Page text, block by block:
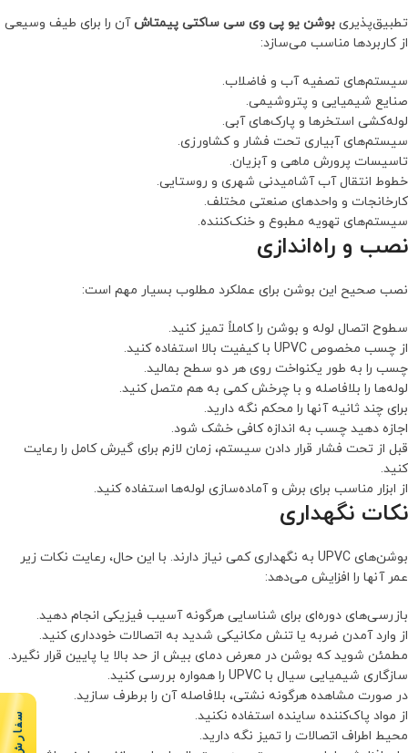
تطبیق‌پذیری بوشن یو پی وی سی ساکتی پیمتاشآن را برای طیف وسیعی
از کاربردها مناسب می‌سازد:
سیستم‌های تصفیه آب و فاضلاب.
صنایع شیمیایی و پتروشیمی.
لوله‌کشی استخرها و پارک‌های آبی.
سیستم‌های آبیاری تحت فشار و کشاورزی.
تاسیسات پرورش ماهی و آبزیان.
خطوط انتقال آب آشامیدنی شهری و روستایی.
کارخانجات و واحدهای صنعتی مختلف.
سیستم‌های تهویه مطبوع و خنک‌کننده.
نصب و راه‌اندازی
نصب صحیح این بوشن برای عملکرد مطلوب بسیار مهم است:
سطوح اتصال لوله و بوشن را کاملاً تمیز کنید.
از چسب مخصوص UPVC با کیفیت بالا استفاده کنید.
چسب را به طور یکنواخت روی هر دو سطح بمالید.
لوله‌ها را بلافاصله و با چرخش کمی به هم متصل کنید.
برای چند ثانیه آنها را محکم نگه دارید.
اجازه دهید چسب به اندازه کافی خشک شود.
قبل از تحت فشار قرار دادن سیستم، زمان لازم برای گیرش کامل را رعایت
کنید.
از ابزار مناسب برای برش و آماده‌سازی لوله‌ها استفاده کنید.
نکات نگهداری
بوشن‌های UPVC به نگهداری کمی نیاز دارند. با این حال، رعایت نکات زیر
عمر آنها را افزایش می‌دهد:
بازرسی‌های دوره‌ای برای شناسایی هرگونه آسیب فیزیکی انجام دهید.
از وارد آمدن ضربه یا تنش مکانیکی شدید به اتصالات خودداری کنید.
مطمئن شوید که بوشن در معرض دمای بیش از حد بالا یا پایین قرار نگیرد.
سازگاری شیمیایی سیال با UPVC را همواره بررسی کنید.
در صورت مشاهده هرگونه نشتی، بلافاصله آن را برطرف سازید.
از مواد پاک‌کننده ساینده استفاده نکنید.
محیط اطراف اتصالات را تمیز نگه دارید.